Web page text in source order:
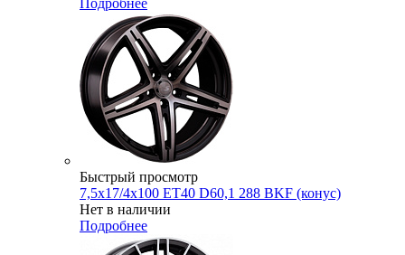
Подробнее
Быстрый просмотр
7,5x17/4x100 ET40 D60,1 288 BKF (конус)
Нет в наличии
Подробнее